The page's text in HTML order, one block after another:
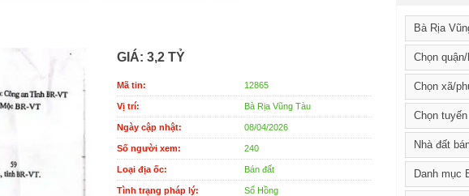
GIÁ: 3,2 TỶ
Mã tin: 12865
Vị trí: Bà Rịa Vũng Tàu
Ngày cập nhật: 08/04/2026
Số người xem: 240
Loại địa ốc: Bán đất
Tình trạng pháp lý: Sổ Hồng
Bà Rịa
Chọn
Chọn xã/
Chọn
Nhà đất
Danh mục